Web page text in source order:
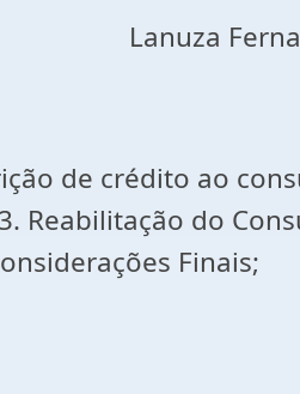
Lanuza
de crédito ao
Reabilitação do
Finais;